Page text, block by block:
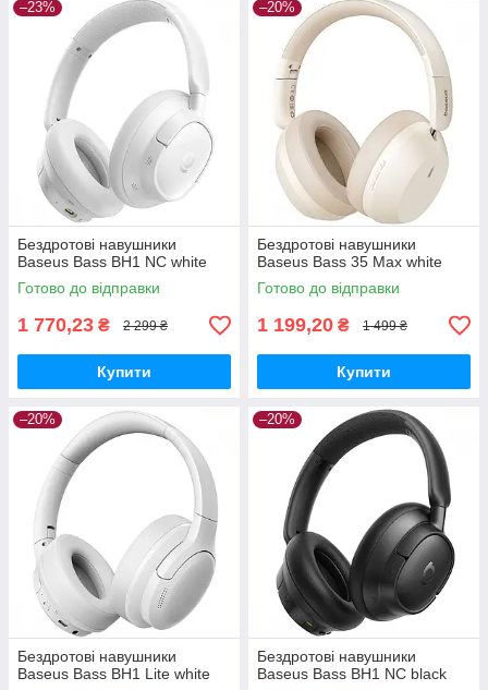
–23%
Бездротові навушники
Baseus Bass BH1 NC white
Готово до відправки
1 770,23 ₴ 2 299 ₴
Купити
–20%
Бездротові навушники
Baseus Bass 35 Max white
Готово до відправки
1 199,20 ₴ 1 499 ₴
Купити
–20%
Бездротові навушники
Baseus Bass BH1 Lite white
–20%
Бездротові навушники
Baseus Bass BH1 NC black